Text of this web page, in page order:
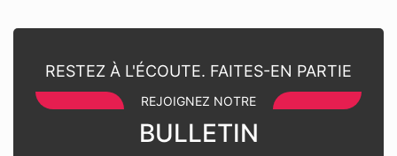
RESTEZ À L'ÉCOUTE. FAITES-EN PARTIE
REJOIGNEZ NOTRE
BULLETIN